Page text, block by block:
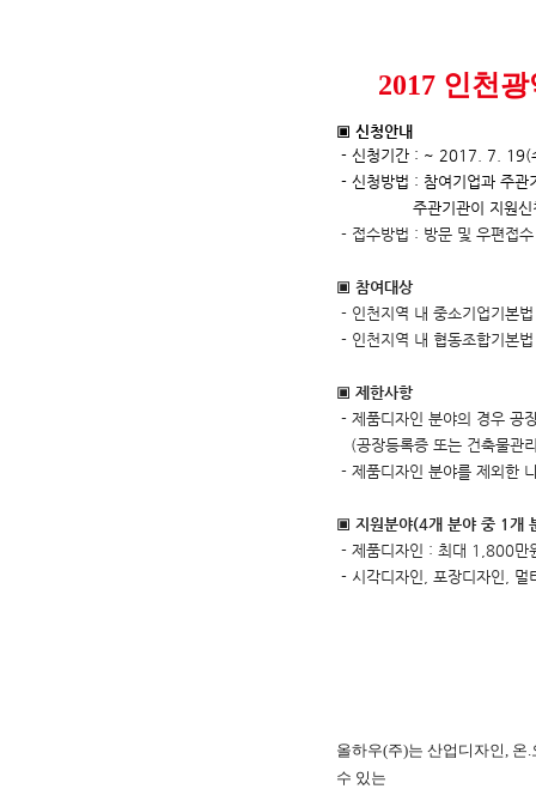
2017 인천
▣ 신청안내
- 신청기간 : ~ 2017. 7. 19(
- 신청방법 : 참여기업과 주관
주관기관이 지원신청서
- 접수방법 : 방문 및 우편접
▣ 참여대상
- 인천지역 내 중소기업기본
- 인천지역 내 협동조합기본
▣ 제한사항
- 제품디자인 분야의 경우 공
(공장등록증 또는 건축물관
- 제품디자인 분야를 제외한
▣ 지원분야(4개 분야 중 1개
- 제품디자인 : 최대 1,800만
- 시각디자인 포장디자인 멀
올하우(주)는 산업디자인,
수 있는